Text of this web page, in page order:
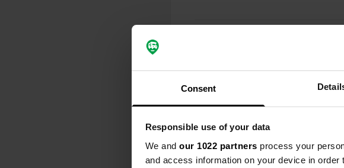
Consent
Responsible use of your data
We and our 1022 partners process your
and access information on your device in
0
Posizioni